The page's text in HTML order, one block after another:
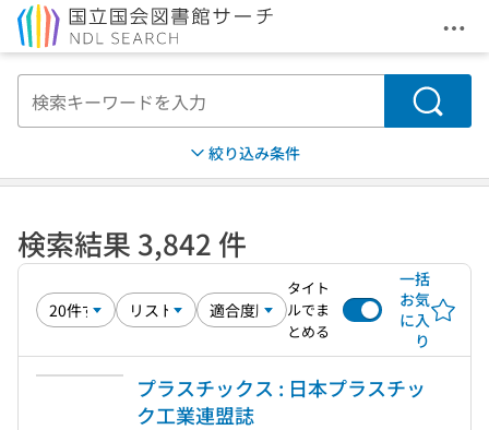
メ
検索
絞り込み条件
検索結果 3,842 件
タイト
ルでま
とめる
一括
お気
に入
り
プラスチックス : 日本プラスチッ
ク工業連盟誌